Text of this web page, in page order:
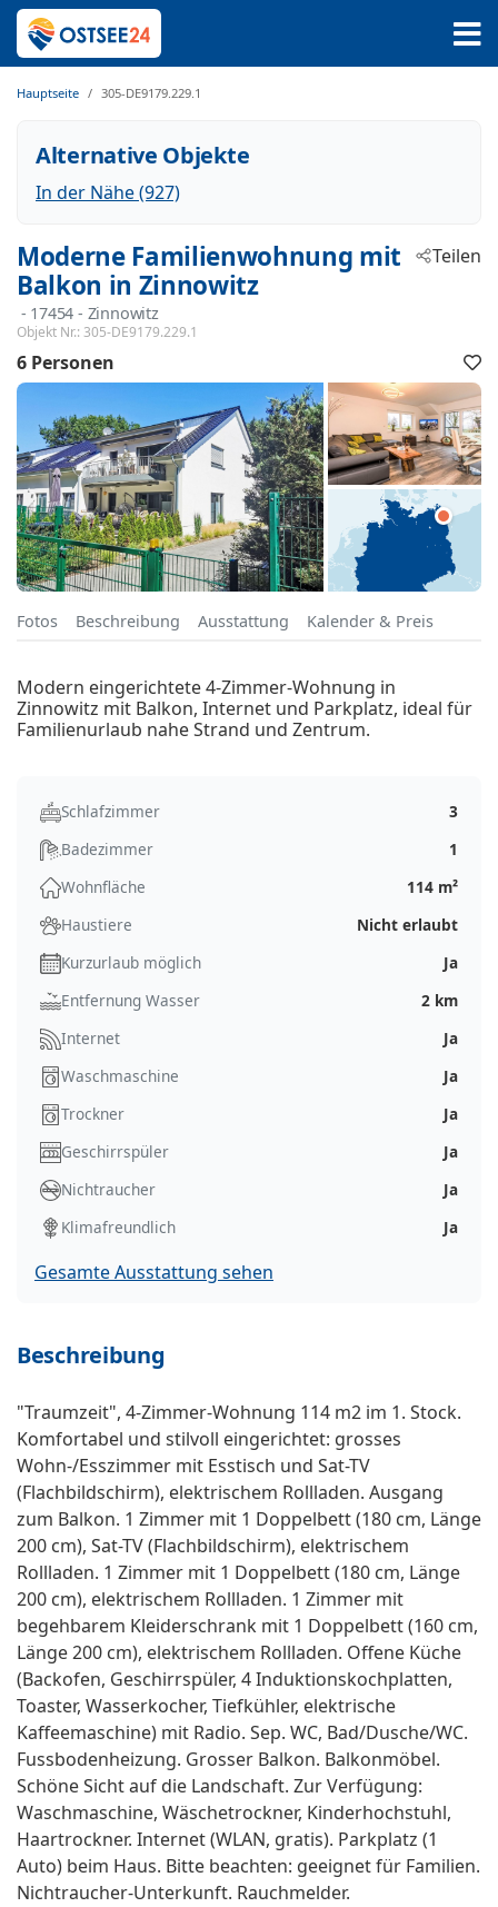
Hauptseite 305-DE9179.229.1
Alternative Objekte
In der Nähe (927)
Moderne Familienwohnung mit
Balkon in Zinnowitz
- 17454 - Zinnowitz
Objekt Nr.: 305-DE9179.229.1
Teilen
6 Personen
Fotos Beschreibung Ausstattung Kalender & Preis
Modern eingerichtete 4-Zimmer-Wohnung in
Zinnowitz mit Balkon, Internet und Parkplatz, ideal für
Familienurlaub nahe Strand und Zentrum.
Schlafzimmer
3
Badezimmer
1
Wohnfläche
114 m²
Haustiere
Nicht erlaubt
Kurzurlaub möglich
Ja
Entfernung Wasser
2 km
Internet
Ja
Waschmaschine
Ja
Trockner
Ja
Geschirrspüler
Ja
Nichtraucher
Ja
Klimafreundlich
Ja
Gesamte Ausstattung sehen
Beschreibung
"Traumzeit", 4-Zimmer-Wohnung 114 m2 im 1. Stock.
Komfortabel und stilvoll eingerichtet: grosses
Wohn-/Esszimmer mit Esstisch und Sat-TV
(Flachbildschirm), elektrischem Rollladen. Ausgang
zum Balkon. 1 Zimmer mit 1 Doppelbett (180 cm, Länge
200 cm), Sat-TV (Flachbildschirm), elektrischem
Rollladen. 1 Zimmer mit 1 Doppelbett (180 cm, Länge
200 cm), elektrischem Rollladen. 1 Zimmer mit
begehbarem Kleiderschrank mit 1 Doppelbett (160 cm,
Länge 200 cm), elektrischem Rollladen. Offene Küche
(Backofen, Geschirrspüler, 4 Induktionskochplatten,
Toaster, Wasserkocher, Tiefkühler, elektrische
Kaffeemaschine) mit Radio. Sep. WC, Bad/Dusche/WC.
Fussbodenheizung. Grosser Balkon. Balkonmöbel.
Schöne Sicht auf die Landschaft. Zur Verfügung:
Waschmaschine, Wäschetrockner, Kinderhochstuhl,
Haartrockner. Internet (WLAN, gratis). Parkplatz (1
Auto) beim Haus. Bitte beachten: geeignet für Familien.
Nichtraucher-Unterkunft. Rauchmelder.